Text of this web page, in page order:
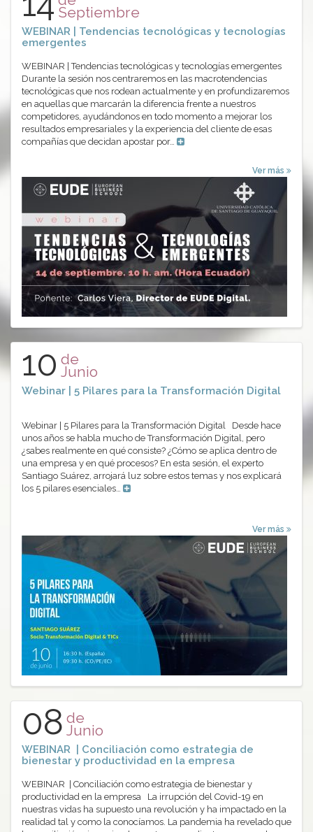
Septiembre
WEBINAR | Tendencias tecnológicas y tecnologías
emergentes
WEBINAR | Tendencias tecnológicas y tecnologías emergentes
Durante la sesión nos centraremos en las macrotendencias
tecnológicas que nos rodean actualmente y en profundizaremos
en aquellas que marcarán la diferencia frente a nuestros
competidores, ayudándonos en todo momento a mejorar los
resultados empresariales y la experiencia del cliente de esas
compañías que decidan apostar por…
Ver más
10 de
Junio
Webinar | 5 Pilares para la Transformación Digital
Webinar | 5 Pilares para la Transformación Digital Desde hace
unos años se habla mucho de Transformación Digital, pero
¿sabes realmente en qué consiste? ¿Cómo se aplica dentro de
una empresa y en qué procesos? En esta sesión, el experto
Santiago Suárez, arrojará luz sobre estos temas y nos explicará
los 5 pilares esenciales…
Ver más
08 de
Junio
WEBINAR | Conciliación como estrategia de
bienestar y productividad en la empresa
WEBINAR | Conciliación como estrategia de bienestar y
productividad en la empresa La irrupción del Covid-19 en
nuestras vidas ha supuesto una revolución y ha impactado en la
realidad tal y como la conocíamos. La pandemia ha revelado que